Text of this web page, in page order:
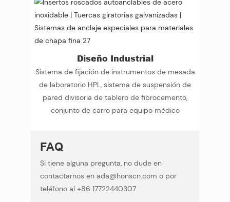
Diseño Industrial
Sistema de fijación de instrumentos de mesada
de laboratorio HPL, sistema de suspensión de
pared divisoria de tablero de fibrocemento,
conjunto de carro para equipo médico
FAQ
Si tiene alguna pregunta, no dude en
contactarnos en ada@honscn.com o por
teléfono al +86 17722440307